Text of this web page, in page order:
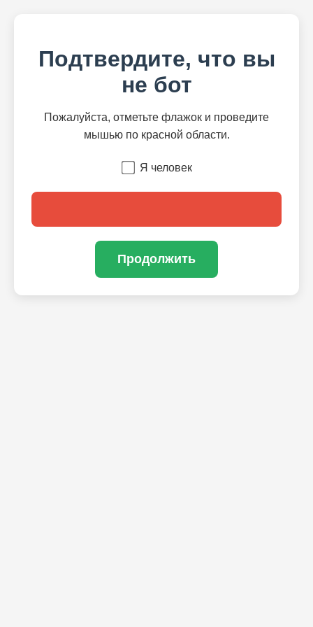
Подтвердите, что вы
не бот
Пожалуйста, отметьте флажок и проведите
мышью по красной области.
Я человек
Продолжить